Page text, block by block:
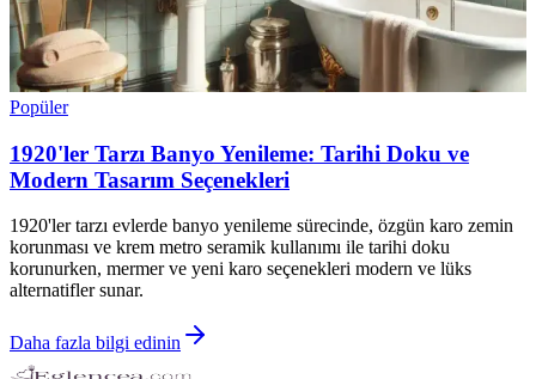
Popüler
1920'ler Tarzı Banyo Yenileme: Tarihi Doku ve
Modern Tasarım Seçenekleri
1920'ler tarzı evlerde banyo yenileme sürecinde, özgün karo zemin
korunması ve krem metro seramik kullanımı ile tarihi doku
korunurken, mermer ve yeni karo seçenekleri modern ve lüks
alternatifler sunar.
Daha fazla bilgi edinin